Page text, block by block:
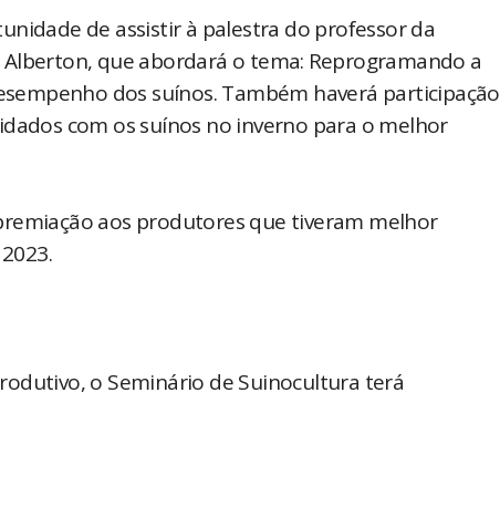
de assistir à palestra do professor da
que abordará o tema: Reprogramando a
dos suínos. Também haverá participação
com os suínos no inverno para o melhor
aos produtores que tiveram melhor
o Seminário de Suinocultura terá